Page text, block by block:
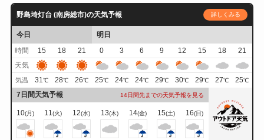
野島埼灯台 (南房総市)の天気予報 詳しくみる
今日
明日
時間
15 18 21 0 3 6 9 12 15 18
21
天気
気温 31℃ 28℃ 26℃ 25℃ 24℃ 24℃ 29℃ 30℃ 29℃ 27℃ 25℃
7日間天気予報 14日間先までの天気予報を見る
10(月) 11(火) 12(水) 13(木) 14(金) 15(土) 16(日)